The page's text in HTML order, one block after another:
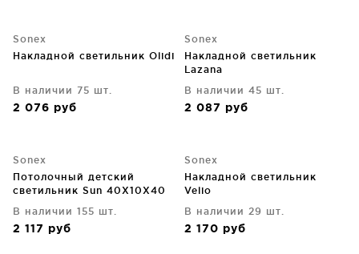
Sonex
Накладной светильник Olidi
В наличии 75 шт.
2 076 руб
Sonex
Накладной светильник
Lazana
В наличии 45 шт.
2 087 руб
Sonex
Потолочный детский
светильник Sun 40X10X40
В наличии 155 шт.
2 117 руб
Sonex
Накладной светильник
Velio
В наличии 29 шт.
2 170 руб